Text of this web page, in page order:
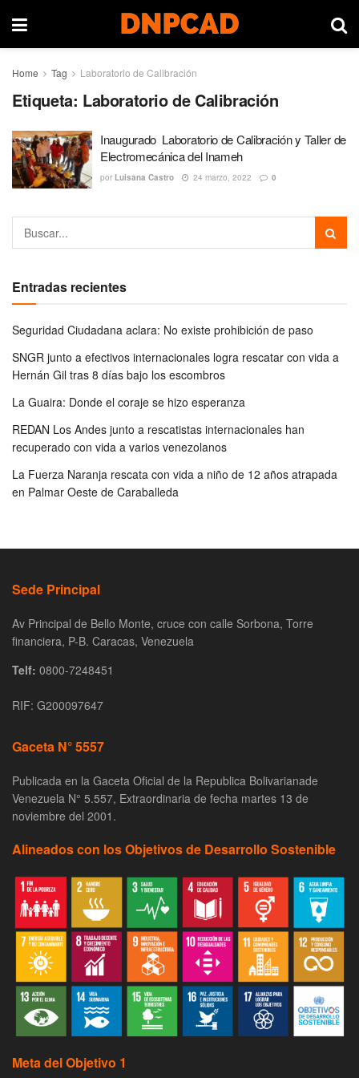
Home Tag Laboratorio de Calibración
Etiqueta: Laboratorio de Calibración
Inaugurado Laboratorio de Calibración y Taller de
Electromecánica del Inameh
por Luisana Castro 24 marzo, 2022 0
Entradas recientes
Seguridad Ciudadana aclara: No existe prohibición de paso
SNGR junto a efectivos internacionales logra rescatar con vida a
Hernán Gil tras 8 días bajo los escombros
La Guaira: Donde el coraje se hizo esperanza
REDAN Los Andes junto a rescatistas internacionales han
recuperado con vida a varios venezolanos
La Fuerza Naranja rescata con vida a niño de 12 años atrapada
en Palmar Oeste de Caraballeda
Sede Principal
Av Principal de Bello Monte, cruce con calle Sorbona, Torre
financiera, P-B. Caracas, Venezuela
Telf: 0800-7248451
RIF: G200097647
Gaceta N° 5557
Publicada en la Gaceta Oficial de la Republica Bolivarianade
Venezuela N° 5.557, Extraordinaria de fecha martes 13 de
noviembre del 2001.
Alineados con los Objetivos de Desarrollo Sostenible
Meta del Objetivo 1